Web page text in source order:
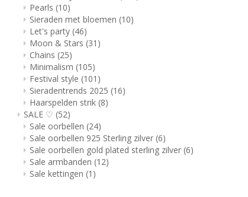
Pearls (10)
Sieraden met bloemen (10)
Let's party (46)
Moon & Stars (31)
Chains (25)
Minimalism (105)
Festival style (101)
Sieradentrends 2025 (16)
Haarspelden strik (8)
SALE ♡ (52)
Sale oorbellen (24)
Sale oorbellen 925 Sterling zilver (6)
Sale oorbellen gold plated sterling zilver (6)
Sale armbanden (12)
Sale kettingen (1)